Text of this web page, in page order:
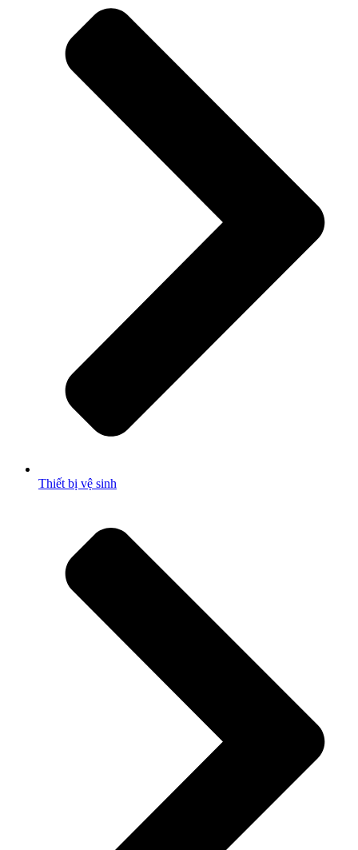
Thiết bị vệ sinh